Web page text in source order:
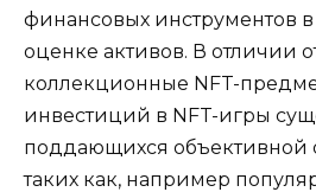
финансовых инструментов
оценке активов. В отличии
коллекционные NFT-
инвестиций в NFT-игры
поддающихся объективной
таких как, например